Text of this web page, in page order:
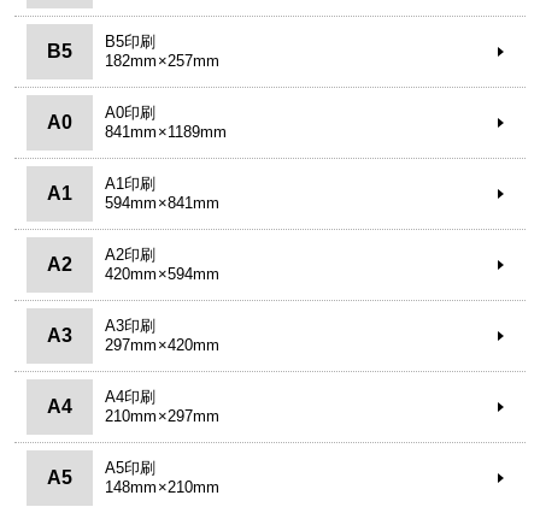
B5
B5印刷
182mm×257mm
A0
A0印刷
841mm×1189mm
A1
A1印刷
594mm×841mm
A2
A2印刷
420mm×594mm
A3
A3印刷
297mm×420mm
A4
A4印刷
210mm×297mm
A5
A5印刷
148mm×210mm